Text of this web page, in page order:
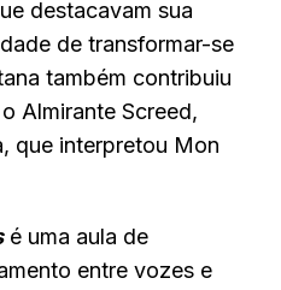
destacavam sua
de transformar-se
também contribuiu
Almirante Screed,
que interpretou Mon
é uma aula de
entre vozes e